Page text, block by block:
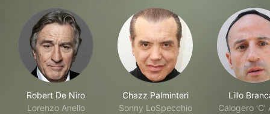
Robert De Niro
Lorenzo Anello
Chazz Palminteri
Sonny LoSpecchio
Lillo
Calogero 'C'